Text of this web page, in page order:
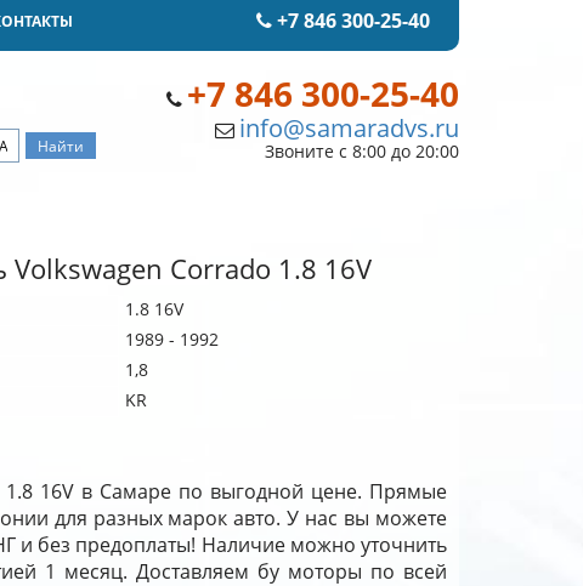
+7 846 300-25-40
+7 846 300-25-40
info@samaradvs.ru
Звоните с 8:00 до 20:00
Volkswagen Corrado 1.8 16V
1.8 16V
1989 - 1992
1,8
KR
1.8 16V в Самаре по выгодной цене. Прямые
для разных марок авто. У нас вы можете
и без предоплаты! Наличие можно уточнить
1 месяц. Доставляем бу моторы по всей